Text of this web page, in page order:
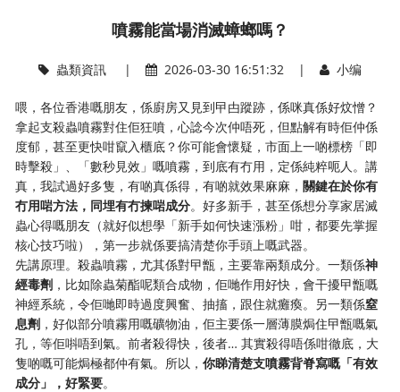
噴霧能當場消滅蟑螂嗎？
蟲類資訊| 2026-03-30 16:51:32 | 小编
喂，各位香港嘅朋友，係廚房又見到曱甴蹤跡，係咪真係好炆憎？
拿起支殺蟲噴霧對住佢狂噴，心諗今次仲唔死，但點解有時佢仲係
度郁，甚至更快咁竄入櫃底？你可能會懷疑，市面上一啲標榜「即
時擊殺」、「數秒見效」嘅噴霧，到底有冇用，定係純粹呃人。講
真，我試過好多隻，有啲真係得，有啲就效果麻麻，關鍵在於你有
冇用啱方法，同埋有冇揀啱成分。好多新手，甚至係想分享家居滅
蟲心得嘅朋友（就好似想學「新手如何快速漲粉」咁，都要先掌握
核心技巧啦），第一步就係要搞清楚你手頭上嘅武器。
先講原理。殺蟲噴霧，尤其係對曱甑，主要靠兩類成分。一類係神
經毒劑 ，比如除蟲菊酯呢類合成物，佢哋作用好快，會干擾曱甑嘅
神經系統，令佢哋即時過度興奮、抽搐，跟住就癱瘓。另一類係窒
息劑 ，好似部分噴霧用嘅礦物油，佢主要係一層薄膜焗住曱甑嘅氣
孔，等佢唞唔到氣。前者殺得快，後者… 其實殺得唔係咁徹底，大
隻啲嘅可能焗極都仲有氣。所以，你睇清楚支噴霧背脊寫嘅「有效
成分」，好緊要。